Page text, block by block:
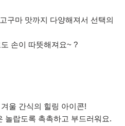
구마 맛까지 다양해져서 선택의
손이 따뜻해져요~ ?
울 간식의 힐링 아이콘!
놀랍도록 촉촉하고 부드러워요.